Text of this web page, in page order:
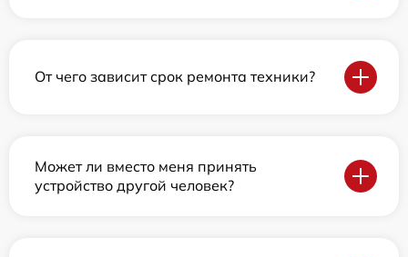
От чего зависит срок ремонта техники?
Может ли вместо меня принять
устройство другой человек?